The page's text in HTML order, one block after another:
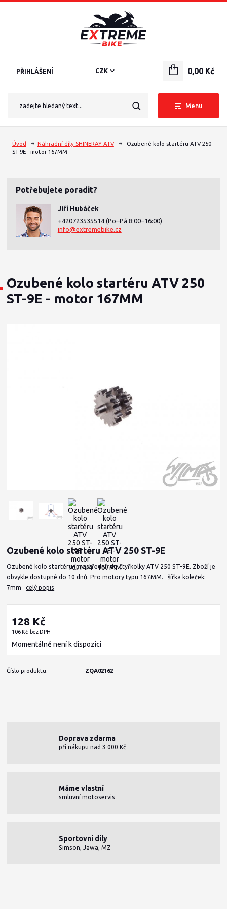
Menu
CZK
PŘIHLÁŠENÍ 0,00 Kč
Úvod Náhradní díly SHINERAY ATV
Ozubené kolo startéru ATV 250
ST-9E - motor 167MM
Potřebujete poradit?
Jiří Hubáček
+420723535514 (Po–Pá 8:00–16:00)
info@extremebike.cz
Ozubené kolo startéru ATV 250
ST-9E - motor 167MM
Ozubené kolo startéru ATV 250 ST-9E
Ozubené kolo startéru (prostřední) do čtyřkolky ATV 250 ST-9E. Zboží je
obvykle dostupné do 10 dnů. Pro motory typu 167MM. šířka koleček:
7mmcelý popis
128 Kč
106 Kč bez DPH
Momentálně není k dispozici
Číslo produktu: ZQA02162
Doprava zdarma
při nákupu nad 3 000 Kč
Máme vlastní
smluvní motoservis
Sportovní díly
Simson, Jawa, MZ